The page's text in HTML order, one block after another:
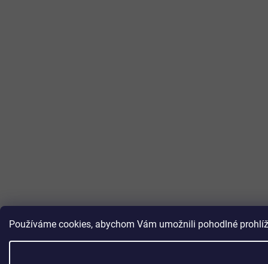
Používáme cookies, abychom Vám umožnili pohodlné